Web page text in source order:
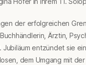
der erfolgreichen
Ärztin,
Jubiläum entzündet sie
dem Umgang mit